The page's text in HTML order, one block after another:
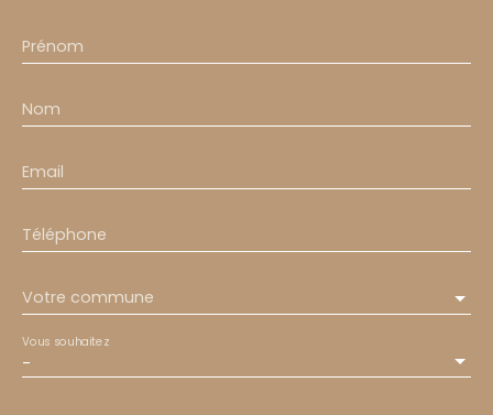
Prénom
Nom
Email
Téléphone
Votre commune
-
Vous souhaitez